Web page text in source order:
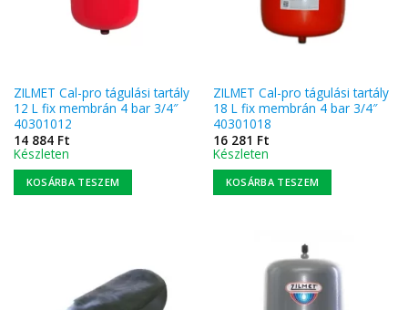
ZILMET Cal-pro tágulási tartály
12 L fix membrán 4 bar 3/4″
40301012
14 884 Ft
Készleten
KOSÁRBA TESZEM
ZILMET Cal-pro tágulási tartály
18 L fix membrán 4 bar 3/4″
40301018
16 281 Ft
Készleten
KOSÁRBA TESZEM